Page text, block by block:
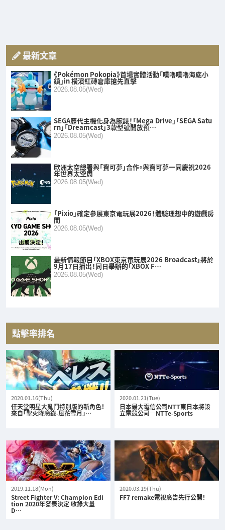
最新文章
《Pokémon Pokopia》首場實體活動「噗嚕噗嚕海底小
鎮」in 橫濱紅磚倉庫搶先直擊
2026.08.05(Wed)
SEGA歷代主機化身為腕錶！「Mega Drive」「SEGA Satu
rn」「Dreamcast」3款型號開放預…
2026.08.05(Wed)
歐洲太空總署與「寶可夢」合作。與寶可夢一同慶祝2026
年世界太空周
2026.08.05(Wed)
「Pixio」確定參展東京電玩展2026！體驗理想中的遊戲房
間
2026.08.05(Wed)
最新情報節目「XBOX東京電玩展2026 Broadcast」將於
9月17日播出！同日舉辦的「XBOX F…
2026.08.05(Wed)
點擊率排名
2020.01.16(Thu)
任天堂明星大亂鬥特別版的新角色！
來自「聖火降魔錄-風花雪月」…
2020.01.21(Tue)
日本最大電信公司NTT東日本將設
立電競公司—NTTe-Sports
2019.11.18(Mon)
Street Fighter V: Champion Edi
tion 2020年發表決定 收錄大量
D…
2020.03.19(Thu)
FF7 remake電視廣告先行公開！